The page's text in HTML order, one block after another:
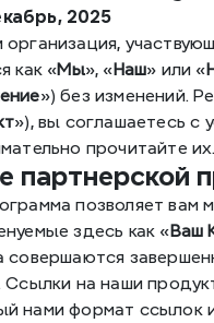
2025
как «Мы», «Наш» или «
») без изменений.
»), вы соглашаетесь с
прочитайте их.
партнерской
позволяет вам
здесь как «Ваш
совершаются
на наши
нами формат ссылок